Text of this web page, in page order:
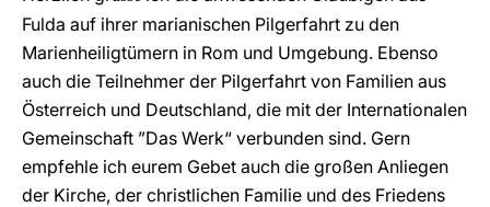
Fulda auf ihrer marianischen Pilgerfahrt zu den
Marienheiligtümern in Rom und Umgebung. Ebenso
auch die Teilnehmer der Pilgerfahrt von Familien aus
Österreich und Deutschland, die mit der Internationalen
Gemeinschaft ”Das Werk“ verbunden sind. Gern
empfehle ich eurem Gebet auch die großen Anliegen
der Kirche, der christlichen Familie und des Friedens